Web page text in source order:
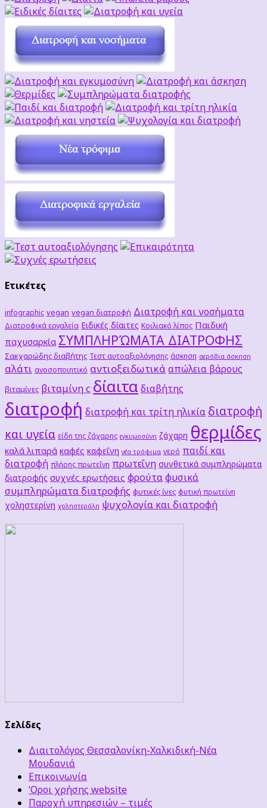
Ετικέτες
infographic vegan vegan διατροφή Διατροφή και νοσήματα
Διατροφικά εργαλεία Ειδικές δίαιτες Κοιλιακό λίπος Παιδική
παχυσαρκία ΣΥΜΠΛΗΡΏΜΑΤΑ ΔΙΑΤΡΟΦΗΣ
Σακχαρώδης διαβήτης Τεστ αυτοαξιολόγησης άσκηση αερόβια άσκηση
αλάτι ανοσοποιητικό αντιοξειδωτικά απώλεια βάρους
βιταμίνες βιταμίνη c δίαιτα διαβήτης
διατροφή διατροφή και τρίτη ηλικία διατροφή
και υγεία είδη της ζάχαρης εγκυμοσύνη ζάχαρη θερμίδες
καλά λιπαρά καφές καφεΐνη νέα τρόφιμα νερό παιδί και
διατροφή πλήρης πρωτεΐνη πρωτεΐνη συνθετικά συμπληρώματα
διατροφής συχνές ερωτήσεις φρούταφυσικά
συμπληρώματα διατροφής φυτικές ίνες φυτική πρωτείνη
χοληστερίνη χοληστερόλη ψυχολογία και διατροφή
Σελίδες
Διαιτολόγος Θεσσαλονίκη-Χαλκιδική-Νέα
Μουδανιά
Επικοινωνία
‘Οροι χρήσης website
Παροχή υπηρεσιών – τιμές